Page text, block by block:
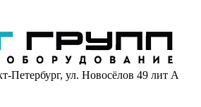
Петербург, ул. Новосёлов 49 лит А